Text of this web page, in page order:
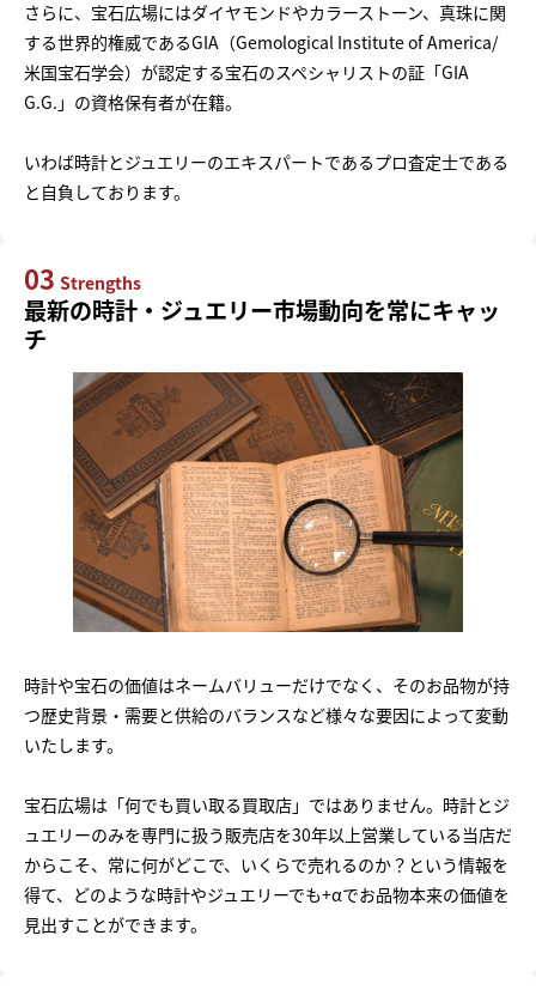
さらに、宝石広場にはダイヤモンドやカラーストーン、真珠に関
する世界的権威であるGIA（Gemological Institute of America/
米国宝石学会）が認定する宝石のスペシャリストの証「GIA
G.G.」の資格保有者が在籍。
いわば時計とジュエリーのエキスパートであるプロ査定士である
と自負しております。
03 Strengths
最新の時計・ジュエリー市場動向を常にキャッ
チ
時計や宝石の価値はネームバリューだけでなく、そのお品物が持
つ歴史背景・需要と供給のバランスなど様々な要因によって変動
いたします。
宝石広場は「何でも買い取る買取店」ではありません。時計とジ
ュエリーのみを専門に扱う販売店を30年以上営業している当店だ
からこそ、常に何がどこで、いくらで売れるのか？という情報を
得て、どのような時計やジュエリーでも+αでお品物本来の価値を
見出すことができます。